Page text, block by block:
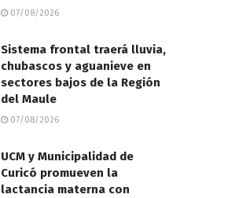
07/08/2026
Sistema frontal traerá lluvia,
chubascos y aguanieve en
sectores bajos de la Región
del Maule
07/08/2026
UCM y Municipalidad de
Curicó promueven la
lactancia materna con